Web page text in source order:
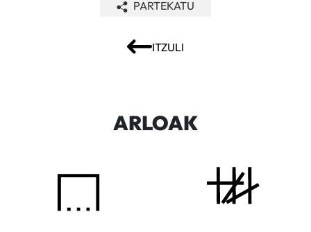
ITZULI
PARTEKATU
ARLOAK